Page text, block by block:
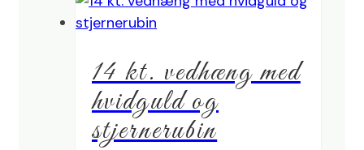
14 kt. vedhæng med
hvidguld og
stjernerubin